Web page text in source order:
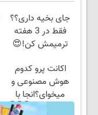
جای بخیه داری؟؟
فقط در 3 هفته
ترمیمش کن!😍
اکانت پرو کدوم
هوش مصنوعی و
میخوای؟انجا با
تخفیف بگیر👇👇👇